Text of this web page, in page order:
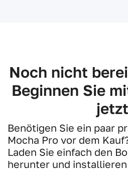
Noch nicht
Beginnen Sie
jetzt
Benötigen Sie ein paar
Mocha Pro vor dem
Laden Sie einfach den
herunter und installieren